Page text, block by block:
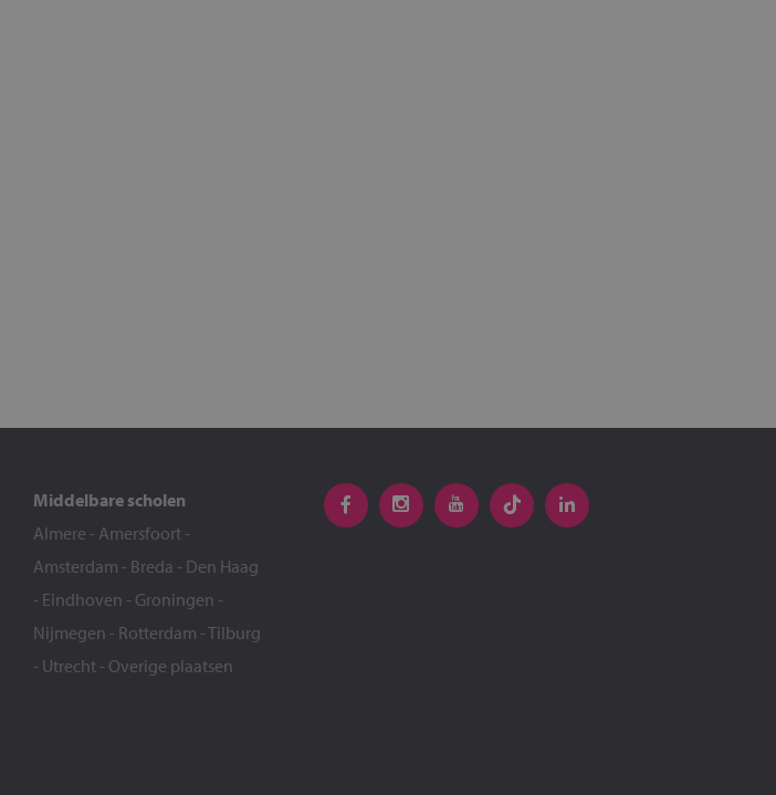
Middelbare scholen
Almere - Amersfoort -
Amsterdam - Breda - Den Haag
- Eindhoven - Groningen -
Nijmegen - Rotterdam -Tilburg
- Utrecht - Overige plaatsen